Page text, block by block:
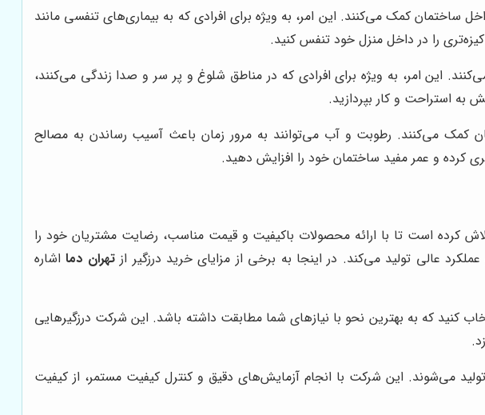
ساختمان کمک می‌کنند. این امر، به ویژه برای افرادی که به بیماری‌های تنفسی مانند
را در داخل منزل خود تنفس کنید.
این امر، به ویژه برای افرادی که در مناطق شلوغ و پر سر و صدا زندگی می‌کنند،
به استراحت و کار بپردازید.
کمک می‌کنند. رطوبت و آب می‌توانند به مرور زمان باعث آسیب رساندن به مصالح
کرده و عمر مفید ساختمان خود را افزایش دهید.
کرده است تا با ارائه محصولات باکیفیت و قیمت مناسب، رضایت مشتریان خود را
عالی تولید می‌کند. در اینجا به برخی از مزایای خرید درزگیر ازتهران دمااشاره
کنید که به بهترین نحو با نیازهای شما مطابقت داشته باشد. این شرکت درزگیرهایی
تولید می‌شوند. این شرکت با انجام آزمایش‌های دقیق و کنترل کیفیت مستمر، از کیفیت